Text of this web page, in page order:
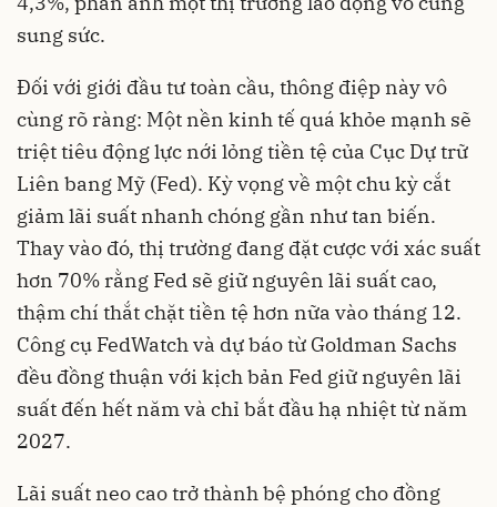
sung sức.
Đối với giới đầu tư toàn cầu, thông điệp này vô
cùng rõ ràng: Một nền kinh tế quá khỏe mạnh sẽ
triệt tiêu động lực nới lỏng tiền tệ của Cục Dự trữ
Liên bang Mỹ (Fed). Kỳ vọng về một chu kỳ cắt
giảm lãi suất nhanh chóng gần như tan biến.
Thay vào đó, thị trường đang đặt cược với xác suất
hơn 70% rằng Fed sẽ giữ nguyên lãi suất cao,
thậm chí thắt chặt tiền tệ hơn nữa vào tháng 12.
Công cụ FedWatch và dự báo từ Goldman Sachs
đều đồng thuận với kịch bản Fed giữ nguyên lãi
suất đến hết năm và chỉ bắt đầu hạ nhiệt từ năm
2027.
Lãi suất neo cao trở thành bệ phóng cho đồng